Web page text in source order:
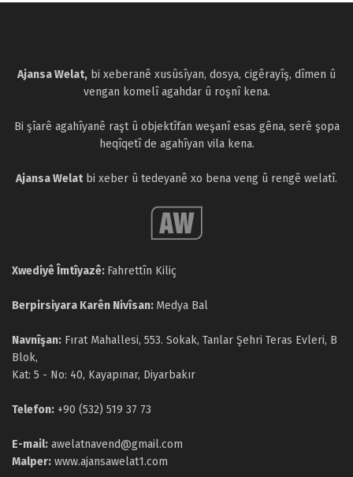
Ajansa Welat, bi xeberanê xusûsîyan, dosya, cigêrayîş, dîmen û
vengan komelî agahdar û roşnî kena.
Bi şîarê agahîyanê raşt û objektîfan weşanî esas gêna, serê şopa
heqîqetî de agahîyan vila kena.
Ajansa Welatbi xeber û tedeyanê xo bena veng û rengê welatî.
Xwediyê Îmtîyazê: Fahrettîn Kiliç
Berpirsiyara Karên Nivîsan: Medya Bal
Navnîşan: Fırat Mahallesi, 553. Sokak, Tanlar Şehri Teras Evleri, B
Blok,
Kat: 5 - No: 40, Kayapınar, Diyarbakır
Telefon: +90 (532) 519 37 73
E-mail: awelatnavend@gmail.com
Malper: www.ajansawelat1.com